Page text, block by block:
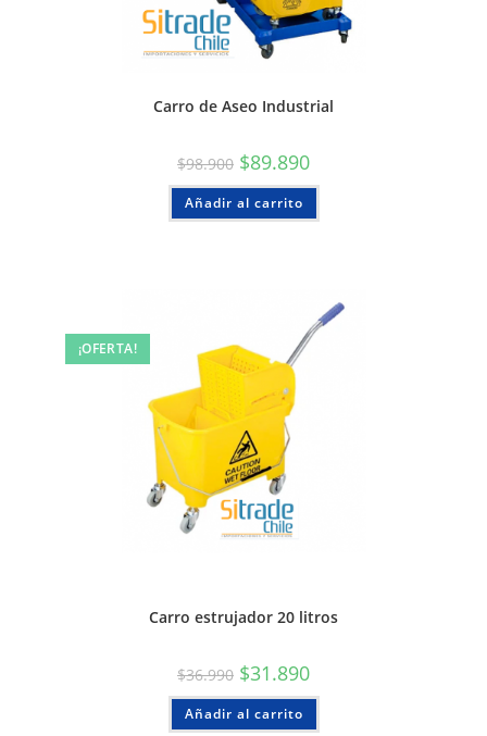
Carro de Aseo Industrial
$98.900 $89.890
Añadir al carrito
¡OFERTA!
Carro estrujador 20 litros
$36.990 $31.890
Añadir al carrito